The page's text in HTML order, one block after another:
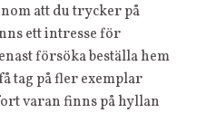
att du trycker på
ett intresse för
försöka beställa hem
tag på fler exemplar
varan finns på hyllan